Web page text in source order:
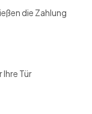
die Zahlung
Tür